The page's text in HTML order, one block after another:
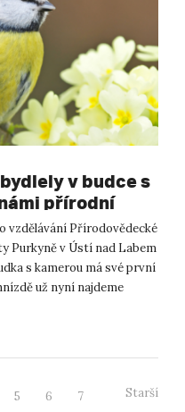
v budce s
přírodní
vzdělávání Přírodovědecké
Purkyně v Ústí nad Labem
s kamerou má své první
už nyní najdeme
5 6 7 Starší